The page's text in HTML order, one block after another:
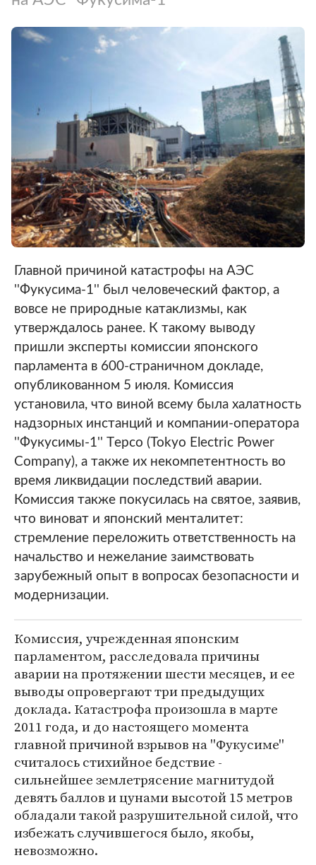
Главной причиной катастрофы на АЭС
''Фукусима-1'' был человеческий фактор, а
вовсе не природные катаклизмы, как
утверждалось ранее. К такому выводу
пришли эксперты комиссии японского
парламента в 600-страничном докладе,
опубликованном 5 июля. Комиссия
установила, что виной всему была халатность
надзорных инстанций и компании-оператора
''Фукусимы-1'' Tерсо (Tokyo Electric Power
Company), а также их некомпетентность во
время ликвидации последствий аварии.
Комиссия также покусилась на святое, заявив,
что виноват и японский менталитет:
стремление переложить ответственность на
начальство и нежелание заимствовать
зарубежный опыт в вопросах безопасности и
модернизации.
Комиссия, учрежденная японским
парламентом, расследовала причины
аварии на протяжении шести месяцев, и ее
выводы опровергают три предыдущих
доклада. Катастрофа произошла в марте
2011 года, и до настоящего момента
главной причиной взрывов на ''Фукусиме''
считалось стихийное бедствие -
сильнейшее землетрясение магнитудой
девять баллов и цунами высотой 15 метров
обладали такой разрушительной силой, что
избежать случившегося было, якобы,
невозможно.